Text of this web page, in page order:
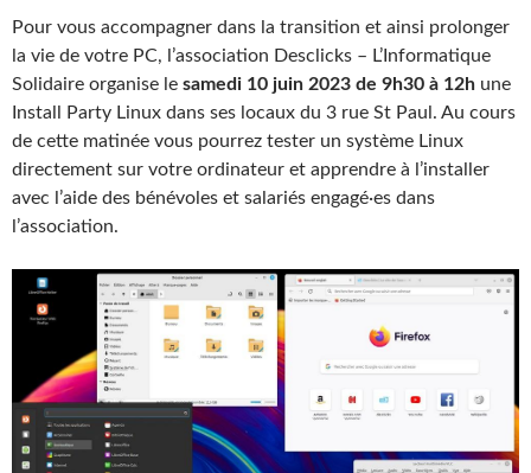
Pour vous accompagner dans la transition et ainsi prolonger
la vie de votre PC, l’association Desclicks – L’Informatique
Solidaire organise le samedi 10 juin 2023 de 9h30 à 12h une
Install Party Linux dans ses locaux du 3 rue St Paul. Au cours
de cette matinée vous pourrez tester un système Linux
directement sur votre ordinateur et apprendre à l’installer
avec l’aide des bénévoles et salariés engagé·es dans
l’association.